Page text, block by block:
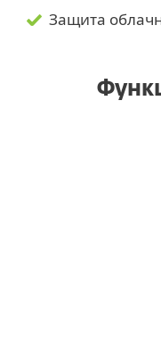
Защита